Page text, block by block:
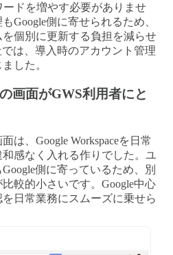
ドを増やす必要がありませ
Google側に寄せられるため、
個別に更新する負担を減らせ
は、導入時のアカウント管理
した。
画面がGWS利用者にと
は、Google Workspaceを日常
感なく入れる作りでした。ユ
側に寄っているため、別
較的小さいです。Google中心
日常業務にスムーズに乗せら